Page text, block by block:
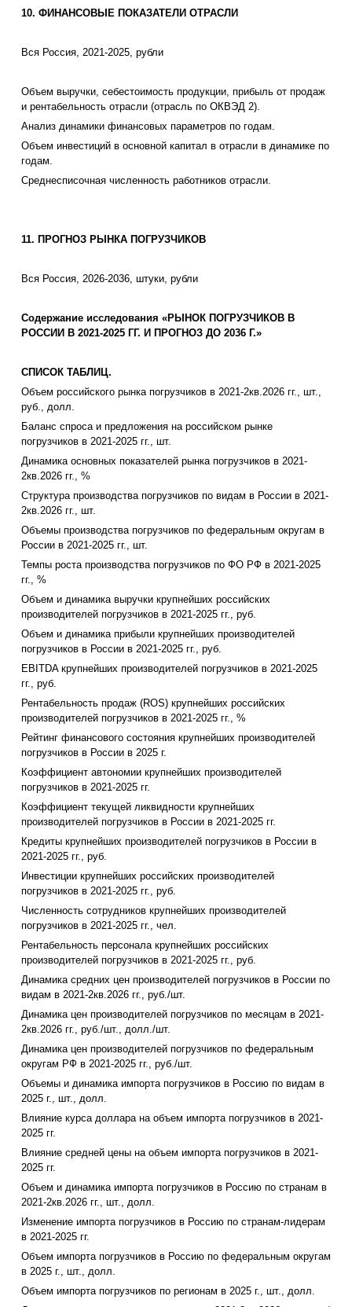
10. ФИНАНСОВЫЕ ПОКАЗАТЕЛИ ОТРАСЛИ
Вся Россия, 2021-2025, рубли
Объем выручки, себестоимость продукции, прибыль от продаж
и рентабельность отрасли (отрасль по ОКВЭД 2).
Анализ динамики финансовых параметров по годам.
Объем инвестиций в основной капитал в отрасли в динамике по
годам.
Среднесписочная численность работников отрасли.
11. ПРОГНОЗ РЫНКА ПОГРУЗЧИКОВ
Вся Россия, 2026-2036, штуки, рубли
Содержание исследования «РЫНОК ПОГРУЗЧИКОВ В
РОССИИ В 2021-2025 ГГ. И ПРОГНОЗ ДО 2036 Г.»
СПИСОК ТАБЛИЦ.
Объем российского рынка погрузчиков в 2021-2кв.2026 гг., шт.,
руб., долл.
Баланс спроса и предложения на российском рынке
погрузчиков в 2021-2025 гг., шт.
Динамика основных показателей рынка погрузчиков в 2021-
2кв.2026 гг., %
Структура производства погрузчиков по видам в России в 2021-
2кв.2026 гг., шт.
Объемы производства погрузчиков по федеральным округам в
России в 2021-2025 гг., шт.
Темпы роста производства погрузчиков по ФО РФ в 2021-2025
гг., %
Объем и динамика выручки крупнейших российских
производителей погрузчиков в 2021-2025 гг., руб.
Объем и динамика прибыли крупнейших производителей
погрузчиков в России в 2021-2025 гг., руб.
EBITDA крупнейших производителей погрузчиков в 2021-2025
гг., руб.
Рентабельность продаж (ROS) крупнейших российских
производителей погрузчиков в 2021-2025 гг., %
Рейтинг финансового состояния крупнейших производителей
погрузчиков в России в 2025 г.
Коэффициент автономии крупнейших производителей
погрузчиков в 2021-2025 гг.
Коэффициент текущей ликвидности крупнейших
производителей погрузчиков в России в 2021-2025 гг.
Кредиты крупнейших производителей погрузчиков в России в
2021-2025 гг., руб.
Инвестиции крупнейших российских производителей
погрузчиков в 2021-2025 гг., руб.
Численность сотрудников крупнейших производителей
погрузчиков в 2021-2025 гг., чел.
Рентабельность персонала крупнейших российских
производителей погрузчиков в 2021-2025 гг., руб.
Динамика средних цен производителей погрузчиков в России по
видам в 2021-2кв.2026 гг., руб./шт.
Динамика цен производителей погрузчиков по месяцам в 2021-
2кв.2026 гг., руб./шт., долл./шт.
Динамика цен производителей погрузчиков по федеральным
округам РФ в 2021-2025 гг., руб./шт.
Объемы и динамика импорта погрузчиков в Россию по видам в
2025 г., шт., долл.
Влияние курса доллара на объем импорта погрузчиков в 2021-
2025 гг.
Влияние средней цены на объем импорта погрузчиков в 2021-
2025 гг.
Объем и динамика импорта погрузчиков в Россию по странам в
2021-2кв.2026 гг., шт., долл.
Изменение импорта погрузчиков в Россию по странам-лидерам
в 2021-2025 гг.
Объем импорта погрузчиков в Россию по федеральным округам
в 2025 г., шт., долл.
Объем импорта погрузчиков по регионам в 2025 г., шт., долл.